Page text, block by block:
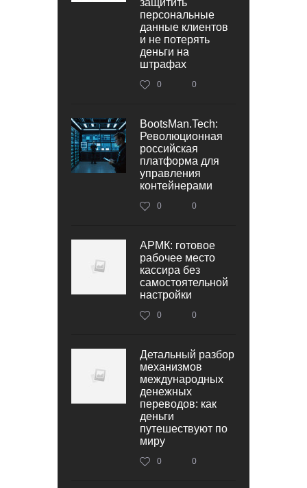
персональные
данные клиентов
и не потерять
деньги на
штрафах
0 0
BootsMan.Tech:
Революционная
российская
платформа для
управления
контейнерами
0 0
АРМК: готовое
рабочее место
кассира без
самостоятельной
настройки
0 0
Детальный разбор
механизмов
международных
денежных
переводов: как
деньги
путешествуют по
миру
0 0